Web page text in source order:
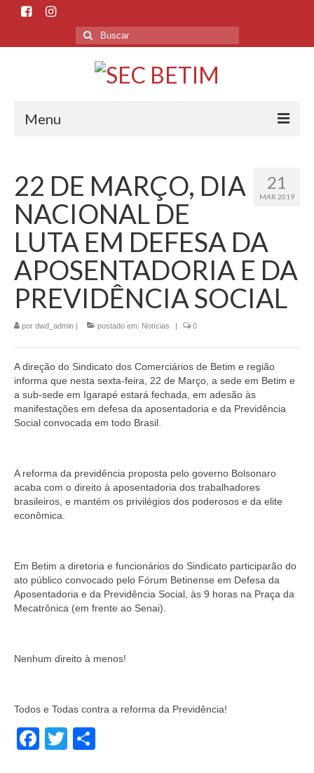
Menu
O Sindicato
Histórico
Sede e Subsedes
Departamentos
Esporte e Cultura
Jurídico
Formação Política
Mulheres Trabalhadoras
Vídeos
Convenções
Material de construção tintas, ferragens e
maquinismo de Betim
ACT’s
Notícias
21
MAR 2019
22 DE MARÇO, DIA
NACIONAL DE
LUTA EM DEFESA DA
APOSENTADORIA E DA
PREVIDÊNCIA SOCIAL
por dwd_admin | postado em: Notícias | 0
A direção do Sindicato dos Comerciários de Betim e região
informa que nesta sexta-feira, 22 de Março, a sede em Betim e
a sub-sede em Igarapé estará fechada, em adesão às
manifestações em defesa da aposentadoria e da Previdência
Social convocada em todo Brasil.
A reforma da previdência proposta pelo governo Bolsonaro
acaba com o direito à aposentadoria dos trabalhadores
brasileiros, e mantém os privilégios dos poderosos e da elite
econômica.
Em Betim a diretoria e funcionários do Sindicato participarão do
ato público convocado pelo Fórum Betinense em Defesa da
Aposentadoria e da Previdência Social, às 9 horas na Praça da
Mecatrônica (em frente ao Senai).
Nenhum direito à menos!
Todos e Todas contra a reforma da Previdência!
Facebook
Twitter